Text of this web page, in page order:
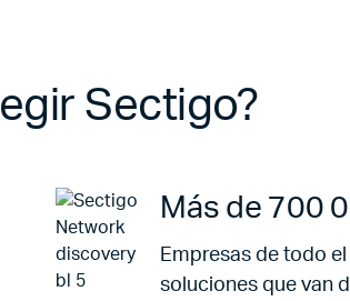
Sectigo?
Más de 700
Empresas de todo
soluciones que van